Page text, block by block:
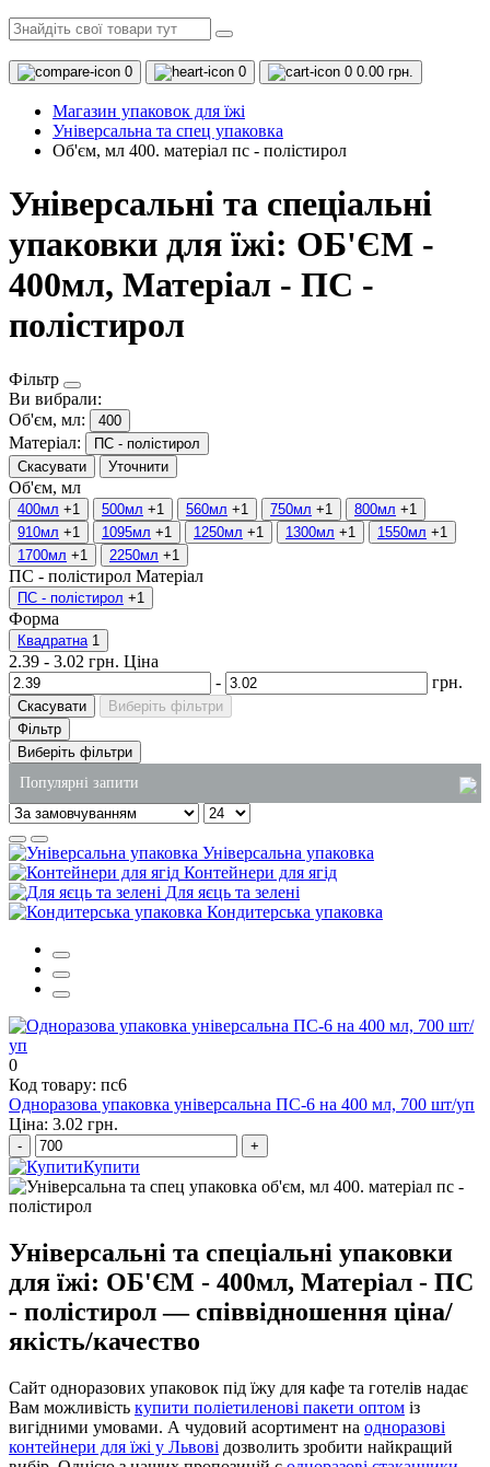
0 0 0 0.00 грн.
Магазин упаковок для їжі
Універсальна та спец упаковка
Об'єм, мл 400. матеріал пс - полістирол
Універсальні та спеціальні
упаковки для їжі: ОБ'ЄМ -
400мл, Матеріал - ПС -
полістирол
Фільтр
Ви вибрали:
Об'єм, мл:
400
Матеріал:
ПС - полістирол
Скасувати
Уточнити
Об'єм, мл
400мл +1 500мл +1 560мл +1 750мл +1 800мл +1
910мл +1 1095мл +1 1250мл +1 1300мл +1 1550мл +1
1700мл +1 2250мл +1
ПС - полістирол Матеріал
ПС - полістирол +1
Форма
Квадратна 1
2.39 - 3.02 грн. Ціна
-
грн.
Скасувати
Виберіть фільтри
Фільтр
Виберіть фільтри
Популярні запити
паперовий пакет купити
купити упаковку для салатів
господарські товари інтернет-магазин
одноразові стакани київ
пакети для сміття оптом
Універсальна упаковка
Контейнери для ягід
Для яєць та зелені
Кондитерська упаковка
0
Код товару: пс6
Одноразова упаковка універсальна ПС-6 на 400 мл, 700 шт/уп
Ціна: 3.02 грн.
- +
Купити
Універсальні та спеціальні упаковки
для їжі: ОБ'ЄМ - 400мл, Матеріал - ПС
- полістирол — співвідношення ціна/
якість/качество
Сайт одноразових упаковок під їжу для кафе та готелів надає
Вам можливість купити поліетиленові пакети оптом із
вигідними умовами. А чудовий асортимент на одноразові
контейнери для їжі у Львові дозволить зробити найкращий